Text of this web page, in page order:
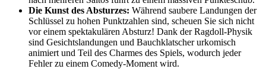
Die Kunst des Absturzes: Während saubere Landungen der
Schlüssel zu hohen Punktzahlen sind, scheuen Sie sich nicht
vor einem spektakulären Absturz! Dank der Ragdoll-Physik
sind Gesichtslandungen und Bauchklatscher urkomisch
animiert und Teil des Charmes des Spiels, wodurch jeder
Fehler zu einem Comedy-Moment wird.